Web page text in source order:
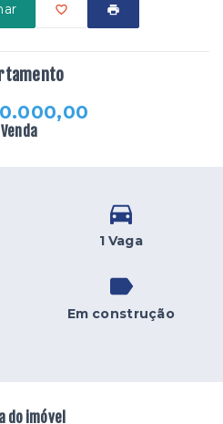
Venda
1 Vaga
Em construção
do imóvel